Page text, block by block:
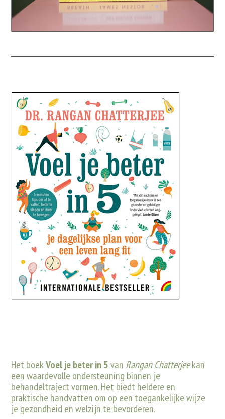
Het boekVoel je beter in 5van Rangan Chatterjeekan
een waardevolle ondersteuning binnen je
behandeltraject vormen. Het biedt heldere en
praktische handvatten om op een toegankelijke wijze
je gezondheid en welzijn te bevorderen.